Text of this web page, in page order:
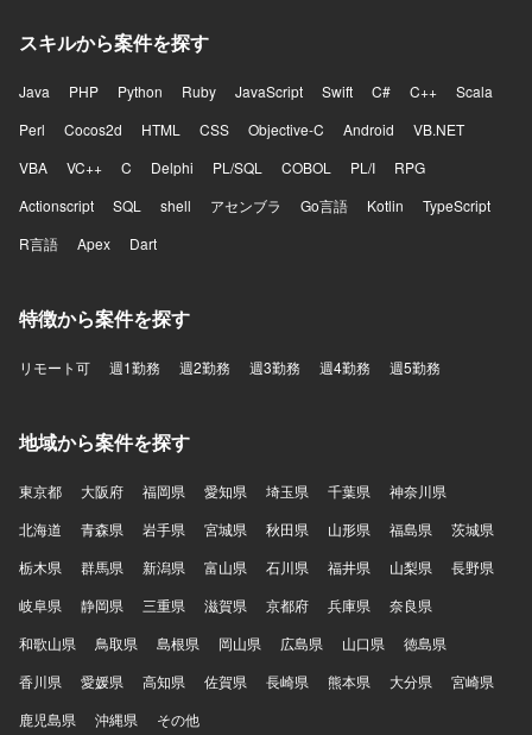
スキルから案件を探す
Java PHP Python Ruby JavaScript Swift C# C++
Scala
Perl
Cocos2d HTML CSS Objective-C Android
VB.NET
VBA
VC++ C Delphi PL/SQL COBOL PL/I
RPG
Actionscript
SQL shell アセンブラ Go言語 Kotlin
TypeScript
R言語
Apex Dart
特徴から案件を探す
リモート可 週1勤務 週2勤務 週3勤務 週4勤務 週5勤務
地域から案件を探す
東京都 大阪府 福岡県 愛知県 埼玉県 千葉県
神奈川県
北海道
青森県 岩手県 宮城県 秋田県 山形県 福島県
茨城県
栃木県
群馬県 新潟県 富山県 石川県 福井県 山梨県
長野県
岐阜県
静岡県 三重県 滋賀県 京都府 兵庫県
奈良県
和歌山県
鳥取県 島根県 岡山県 広島県 山口県
徳島県
香川県
愛媛県 高知県 佐賀県 長崎県 熊本県 大分県
宮崎県
鹿児島県
沖縄県 その他